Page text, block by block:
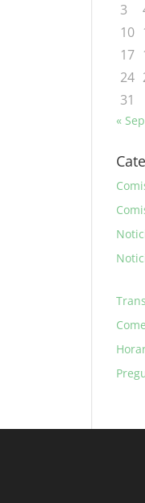
3
10
17
24
31
« Sep